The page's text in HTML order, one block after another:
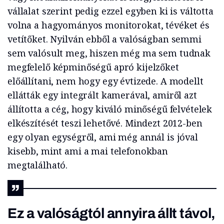
vállalat szerint pedig ezzel egyben ki is váltotta
volna a hagyományos monitorokat, tévéket és
vetítőket. Nyilván ebből a valóságban semmi
sem valósult meg, hiszen még ma sem tudnak
megfelelő képminőségű apró kijelzőket
előállítani, nem hogy egy évtizede. A modellt
ellátták egy integrált kamerával, amiről azt
állította a cég, hogy kiváló minőségű felvételek
elkészítését teszi lehetővé. Mindezt 2012-ben
egy olyan egységről, ami még annál is jóval
kisebb, mint ami a mai telefonokban
megtalálható.
Ez a valóságtól annyira állt távol,